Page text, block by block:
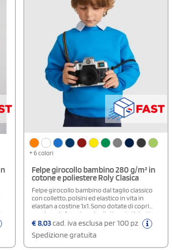
+ 6 colori
Felpe girocollo bambino 280 g/m² in
cotone e poliestere Roly Clasica
Felpe girocollo bambino dal taglio classico
con colletto, polsini ed elastico in vita in
elastan a costine 1x1. Sono dotate di copri
cerniere rinforzate sul colletto ed etichetta
rimovibile.Composizione: 50% Cotone - 50%
PoliestereCertificazione: OEKO-TEX®
standard 100
€8,03cad. iva esclusa per 100 pz
Spedizione gratuita